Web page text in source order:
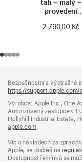
tah – malý –
provedení
2 790,00 Kč
Bezpečnostní a výstražné
https://support.apple.com/
Výrobce: Apple Inc., One
Autorizovaný zástupce v
Hollyhill Industrial Estate,
apple.com(otevře
v novém
okně)
Víc o nákladech za
Apple, se dočteš na
Dostupnost řemínků se